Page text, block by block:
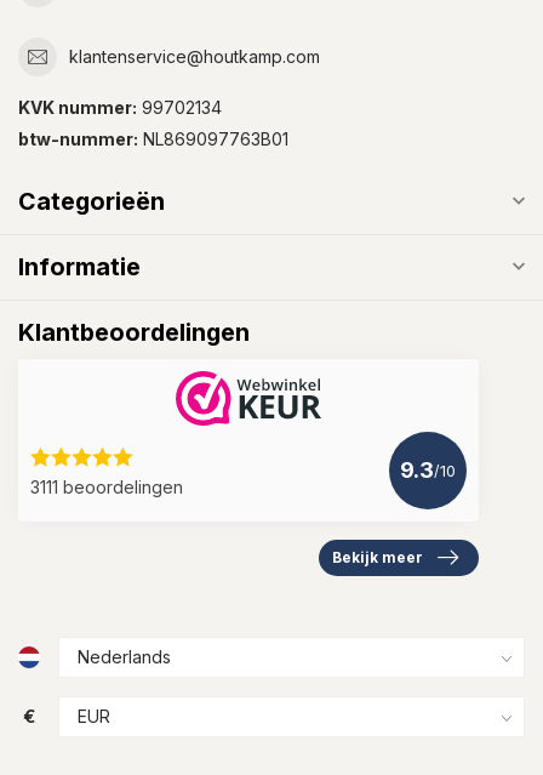
klantenservice@houtkamp.com
KVK nummer: 99702134
btw-nummer: NL869097763B01
Categorieën
Informatie
Klantbeoordelingen
3111 beoordelingen
9.3/10
Bekijk meer
€